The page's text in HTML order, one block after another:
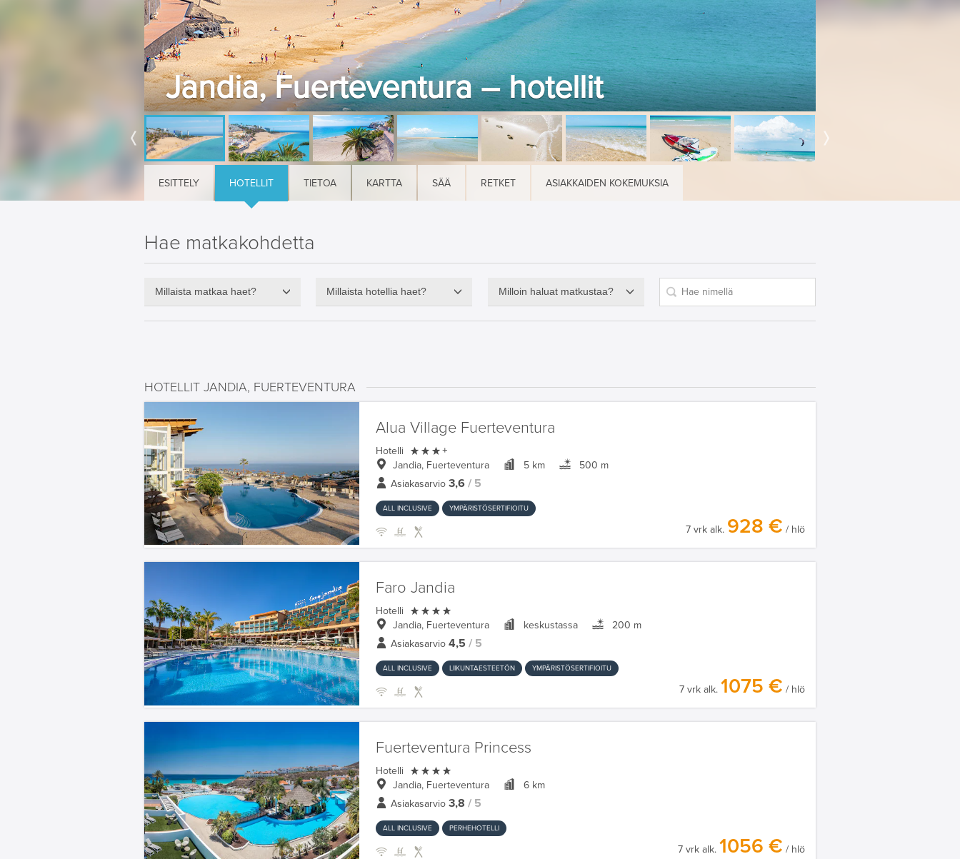
Jandia, Fuerteventura – hotellit
ESITTELY HOTELLIT TIETOA KARTTA SÄÄ RETKET ASIAKKAIDEN KOKEMUKSIA
Hae matkakohdetta
Millaista matkaa haet? Millaista hotellia haet? Milloin haluat matkustaa?
HOTELLIT JANDIA, FUERTEVENTURA
Alua Village Fuerteventura
Hotelli  +
Jandia, Fuerteventura 5 km
500 m
Asiakasarvio 3,6/ 5
ALL INCLUSIVE YMPÄRISTÖSERTIFIOITU
7 vrk alk. 928 € / hlö
Faro Jandia
Hotelli 
Jandia, Fuerteventura keskustassa
200 m
Asiakasarvio 4,5/ 5
ALL INCLUSIVE LIIKUNTAESTEETÖN YMPÄRISTÖSERTIFIOITU
7 vrk alk. 1075 € / hlö
Fuerteventura Princess
Hotelli 
Jandia, Fuerteventura
6 km
Asiakasarvio 3,8/ 5
ALL INCLUSIVE PERHEHOTELLI
7 vrk alk. 1056 € / hlö